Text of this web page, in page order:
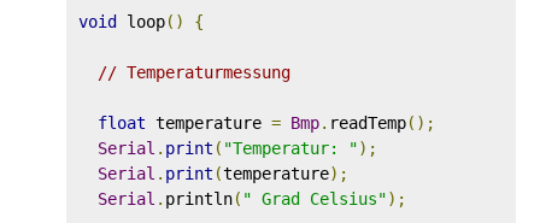
void loop() {
// Temperaturmessung
float temperature = Bmp. readTemp();
Serial . print ( "Temperatur: ");
Serial . print (temperature);
Serial . println( " Grad Celsius");